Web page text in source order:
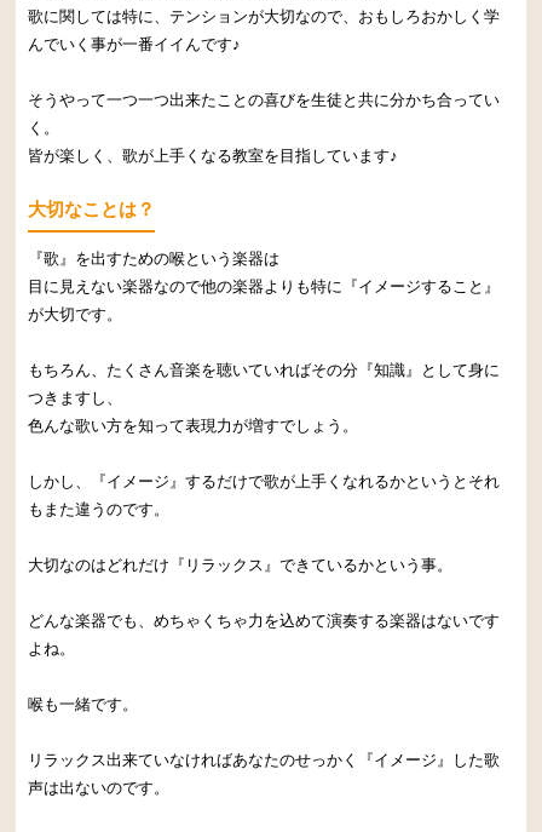
歌に関しては特に、テンションが大切なので、おもしろおかしく学
んでいく事が一番イイんです♪
そうやって一つ一つ出来たことの喜びを生徒と共に分かち合ってい
く。
皆が楽しく、歌が上手くなる教室を目指しています♪
大切なことは？
『歌』を出すための喉という楽器は
目に見えない楽器なので他の楽器よりも特に『イメージすること』
が大切です。
もちろん、たくさん音楽を聴いていればその分『知識』として身に
つきますし、
色んな歌い方を知って表現力が増すでしょう。
しかし、『イメージ』するだけで歌が上手くなれるかというとそれ
もまた違うのです。
大切なのはどれだけ『リラックス』できているかという事。
どんな楽器でも、めちゃくちゃ力を込めて演奏する楽器はないです
よね。
喉も一緒です。
リラックス出来ていなければあなたのせっかく『イメージ』した歌
声は出ないのです。